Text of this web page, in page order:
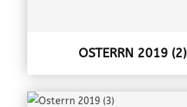
OSTERRN 2019 (2)